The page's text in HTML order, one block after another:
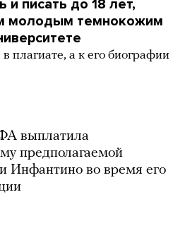
и писать до 18 лет,
молодым темнокожим
плагиате, а к его биографии
выплатила
предполагаемой
Инфантино во время его